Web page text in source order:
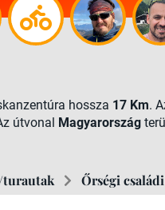
hossza 17 Km.
útvonal Magyarország
turautak Őrségi